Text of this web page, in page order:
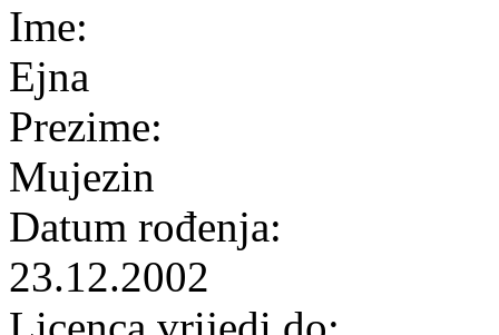
Ime:
Ejna
Prezime:
Mujezin
Datum rođenja:
23.12.2002